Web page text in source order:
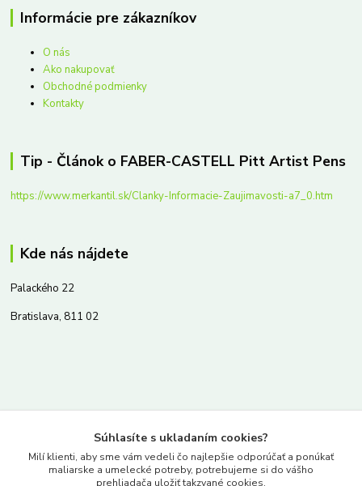
Informácie pre zákazníkov
O nás
Ako nakupovať
Obchodné podmienky
Kontakty
Tip - Článok o FABER-CASTELL Pitt Artist Pens
https://www.merkantil.sk/Clanky-Informacie-Zaujimavosti-a7_0.htm
Kde nás nájdete
Palackého 22
Bratislava, 811 02
www.merkantil.sk
Súhlasíte s ukladaním cookies?
Milí klienti, aby sme vám vedeli čo najlepšie odporúčať a ponúkať
maliarske a umelecké potreby, potrebujeme si do vášho
prehliadača uložiť takzvané cookies.